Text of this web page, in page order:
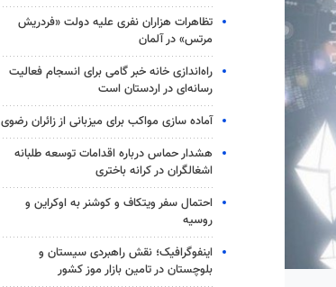
تظاهرات هزاران نفری علیه دولت «فردریش
مرتس» در آلمان
راه‌اندازی خانه خبر گامی برای انسجام فعالیت
رسانه‌ای در اردستان است
آماده سازی مواکب برای میزبانی از زائران رضوی
هشدار حماس درباره اقدامات توسعه طلبانه
اشغالگران در کرانه باختری
احتمال سفر ویتکاف و کوشنر به اوکراین و
روسیه
اینفوگرافیک؛ نقش راهبردی سیستان و
بلوچستان در تامین بازار موز کشور